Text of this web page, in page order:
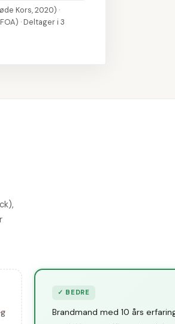
Kors, 2020) ·
· Deltager i 3
✓ BEDRE
Brandmand med 10 års